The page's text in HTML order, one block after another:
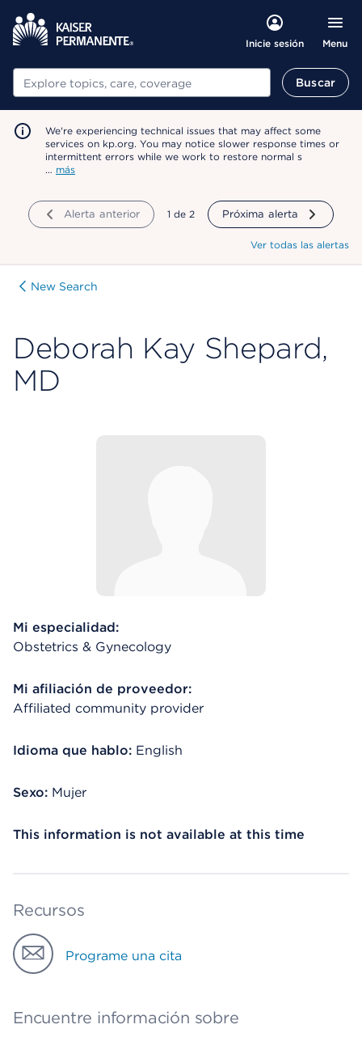
Inicie sesión Menu
Buscar Buscar
We're experiencing technical issues that may affect some
services on kp.org. You may notice slower response times or
intermittent errors while we work to restore normal s
… más
Alerta anterior mostrando
1 de 2 Próxima alerta
Ver todas las alertas
New Search
Deborah Kay Shepard,
MD
Mi especialidad:
Obstetrics & Gynecology
Mi afiliación de proveedor:
Affiliated community provider
Idioma que hablo: English
Sexo: Mujer
This information is not available at this time
Recursos
Programe una cita
Encuentre información sobre